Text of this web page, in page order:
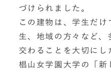
づけられました。
この建物は、学生だ
生、地域の方々など、
交わることを大切にし
椙山女学園大学の「新